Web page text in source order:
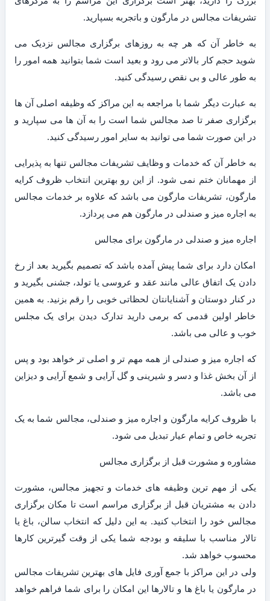
تشریفات مجالس در مارگون و باتجربه بسپارید.
به خاطر آن که هر چه به روزهای برگزاری مجالس نزدیک می
شوید حجم کار بالاتر می رود و بعید است شما بتوانید همه امور را
به طور عالی و بی نقص رسیدگی کنید.
به عبارت دیگر شما با مراجعه به این مراکز که وظیفه اصلی آن ها
برگزاری صفر تا صد مجالس شما است را به آن ها می سپارید و
در این صورت شما می توانید به سایر امور رسیدگی کنید.
به خاطر آن که خدمات و وظایف تشریفات مجالس تنها به پذیرایی
از مهمانان ختم نمی شود. از این رو بهترین انتخاب ظروف کرایه
مارگون، تشریفات مارگون می باشد که علاوه بر خدمات مجالس
به اجاره میز و صندلی در مارگون هم می پردازد.
اجاره میز و صندلی در مارگون برای مجالس
امکان دارد برای شما پیش آمده باشد که تصمیم بگیرید بعد از رخ
دادن یک اتفاق عالی مانند عقد و عروسی یا تولد، جشنی بگیرید و
در کنار دوستان و آشنایانتان لحظاتی خوبی را رقم بزنید. به همین
خاطر اولین قدمی که برمی دارید تدارک دیدن برای یک مجلس
خوب و عالی می باشد.
که اجاره میز و صندلی از همه مهم تر و اصلی تر خواهد بود و پس
از آن بخش غذا و دسر و شیرینی و گل آرایی و شمع آرایی و دیزاین
می باشد.
با ظروف کرایه مارگون و اجاره میز و صندلی، مجالس شما به یک
تجربه خاص و تمام عیار تبدیل می شود.
مشاوره و مشورت قبل از برگزاری مجالس
یکی از مهم ترین وظیفه های خدمات و تجهیز مجالس، مشورت
دادن به مشتریان قبل از برگزاری مراسم است تا مکان برگزاری
مجالس خود را انتخاب کنید. به این دلیل که انتخاب سالن، باغ یا
تالار مناسب با سلیقه و بودجه شما یکی از وقت گیرترین کارها
محسوب خواهد شد.
ولی در این مراکز با جمع آوری فایل های بهترین تشریفات مجالس
در مارگون یا باغ ها و تالارها این امکان را برای شما فراهم خواهد